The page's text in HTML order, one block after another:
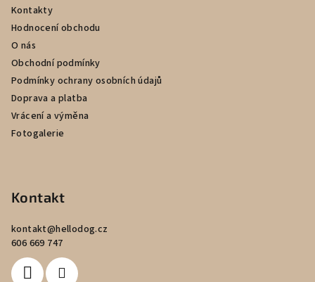
Kontakty
Hodnocení obchodu
O nás
Obchodní podmínky
Podmínky ochrany osobních údajů
Doprava a platba
Vrácení a výměna
Fotogalerie
Kontakt
kontakt@hellodog.cz
606 669 747